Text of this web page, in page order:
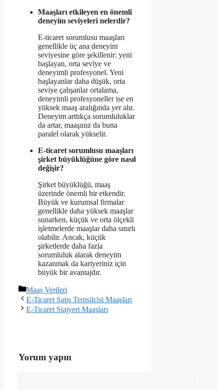
Maaşları etkileyen en önemli
deneyim seviyeleri nelerdir?
E-ticaret sorumlusu maaşları
genellikle üç ana deneyim
seviyesine göre şekillenir: yeni
başlayan, orta seviye ve
deneyimli profesyonel. Yeni
başlayanlar daha düşük, orta
seviye çalışanlar ortalama,
deneyimli profesyoneller ise en
yüksek maaş aralığında yer alır.
Deneyim arttıkça sorumluluklar
da artar, maaşınız da buna
paralel olarak yükselir.
E-ticaret sorumlusu maaşları
şirket büyüklüğüne göre nasıl
değişir?
Şirket büyüklüğü, maaş
üzerinde önemli bir etkendir.
Büyük ve kurumsal firmalar
genellikle daha yüksek maaşlar
sunarken, küçük ve orta ölçekli
işletmelerde maaşlar daha sınırlı
olabilir. Ancak, küçük
şirketlerde daha fazla
sorumluluk alarak deneyim
kazanmak da kariyeriniz için
büyük bir avantajdır.
Kategoriler
Maaş Verileri
E-Ticaret Satış Temsilcisi Maaşları
E-Ticaret Stajyeri Maaşları
Yorum yapın